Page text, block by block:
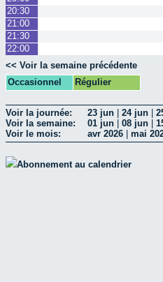
20:30
21:00
21:30
22:00
<< Voir la semaine précédente
Occasionnel
Régulier
Voir la journée: 23 jun 24 jun
Voir la semaine:
01 jun 08 jun
Voir le mois:
avr 2026 mai
Abonnement au calendrier